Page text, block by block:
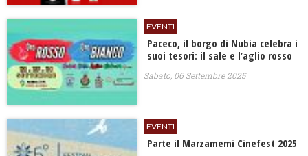
EVENTI
Paceco, il borgo di Nubia celebra i
suoi tesori: il sale e l’aglio rosso
Sabato, 06 Settembre 2025
EVENTI
Parte il Marzamemi Cinefest 2025